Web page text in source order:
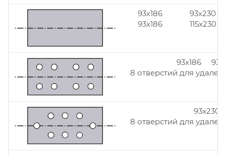
93x186
93x186
93x230
115x230
93x186
8 отверстий для
93x230
8 отверстий для